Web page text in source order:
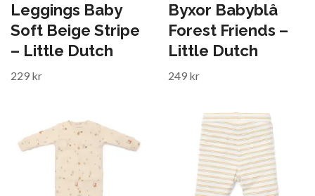
Leggings Baby
Soft Beige Stripe
– Little Dutch
229 kr
Byxor Babyblå
Forest Friends –
Little Dutch
249 kr